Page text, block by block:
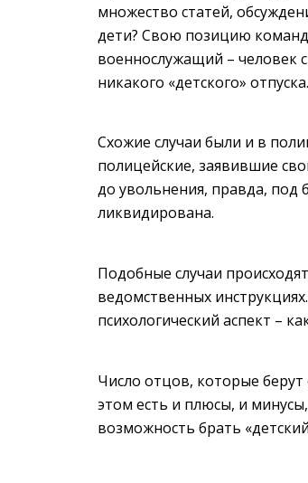
множество статей,
дети? Свою позицию
военнослужащий – человек
никакого «детского» отпуска.
Схожие случаи были и в
полицейские, заявившие
до увольнения, правда, под
ликвидирована.
Подобные случаи
ведомственных
психологический аспект –
Число отцов, которые
этом есть и плюсы, и
возможность брать